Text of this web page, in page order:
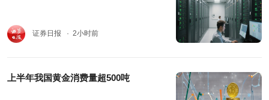
证券日报 · 2小时前
上半年我国黄金消费量超500吨